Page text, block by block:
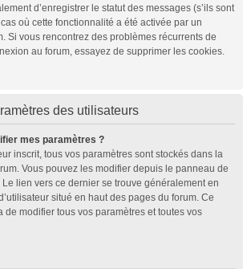
d’enregistrer le statut des messages (s’ils sont
où cette fonctionnalité a été activée par un
Si vous rencontrez des problèmes récurrents de
au forum, essayez de supprimer les cookies.
des utilisateurs
mes paramètres ?
inscrit, tous vos paramètres sont stockés dans la
Vous pouvez les modifier depuis le panneau de
Le lien vers ce dernier se trouve généralement en
situé en haut des pages du forum. Ce
de modifier tous vos paramètres et toutes vos